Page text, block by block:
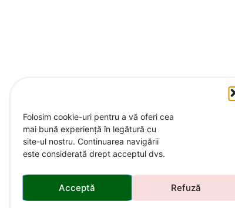
Folosim cookie-uri pentru a vă oferi cea
mai bună experiență în legătură cu
site-ul nostru. Continuarea navigării
este considerată drept acceptul dvs.
Acceptă Refuză